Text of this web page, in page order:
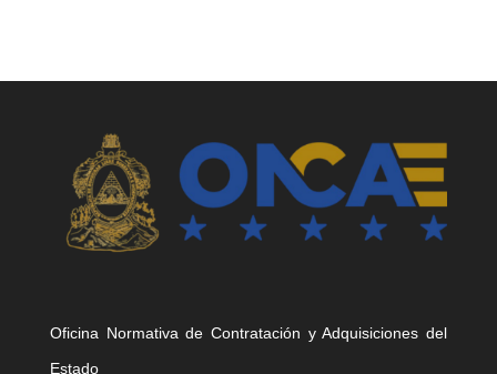
Oficina Normativa de Contratación y Adquisiciones del
Estado